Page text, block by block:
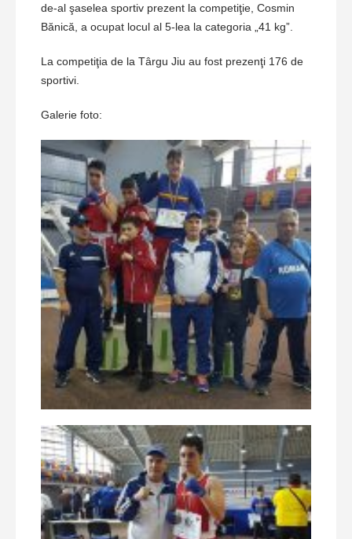
de-al şaselea sportiv prezent la competiţie, Cosmin
Bănică, a ocupat locul al 5-lea la categoria „41 kg”.
La competiţia de la Târgu Jiu au fost prezenţi 176 de
sportivi.
Galerie foto: